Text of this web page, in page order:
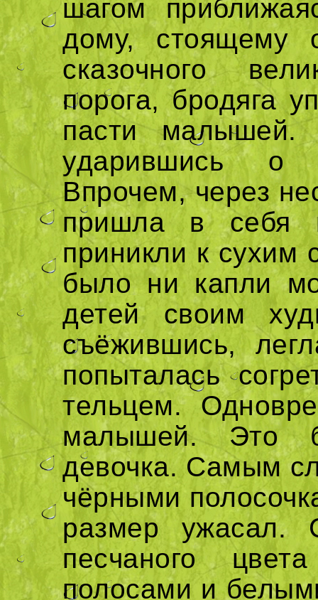
шагом
дому, стоящему
сказочного
порога, бродяга
пасти малышей.
ударившись о
Впрочем, через
пришла в себя
приникли к сухим
было ни капли
детей своим
съёжившись,
попыталась
тельцем.
малышей. Это
девочка. Самым
чёрными
размер ужасал.
песчаного
полосами и